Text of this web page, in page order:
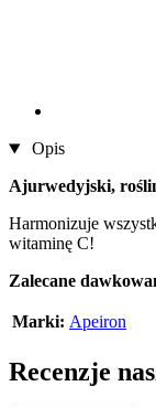
Opis
Ajurwedyjski,
Harmonizuje
witaminę C!
Zalecane
Marki: Apeiron
Recenzje